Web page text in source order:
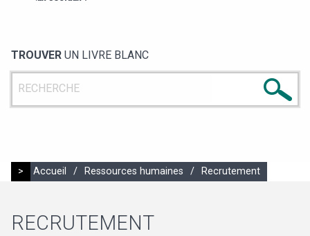
TROUVER UN LIVRE BLANC
> Accueil / Ressources humaines / Recrutement
RECRUTEMENT